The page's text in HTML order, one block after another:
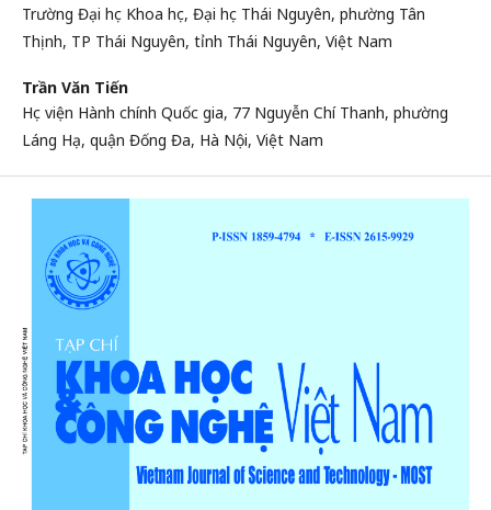
Trường Đại học Khoa học, Đại học Thái Nguyên, phường Tân
Thịnh, TP Thái Nguyên, tỉnh Thái Nguyên, Việt Nam
Trần Văn Tiến
Học viện Hành chính Quốc gia, 77 Nguyễn Chí Thanh, phường
Láng Hạ, quận Đống Đa, Hà Nội, Việt Nam